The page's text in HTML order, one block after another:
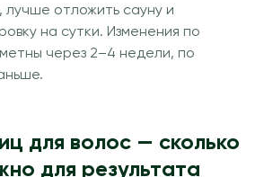
лучше отложить сауну и
на сутки. Изменения по
через 2–4 недели, по
для волос — сколько
для результата